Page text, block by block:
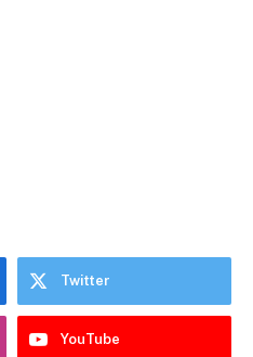
Twitter
YouTube